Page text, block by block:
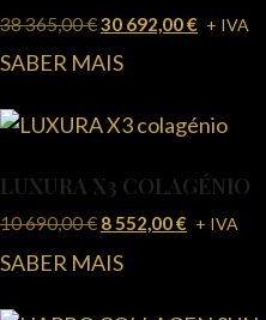
38 365,00€30 692,00€ + IVA
SABER MAIS
LUXURA X3 COLAGÉNIO
10 690,00€ 8 552,00€ + IVA
SABER MAIS